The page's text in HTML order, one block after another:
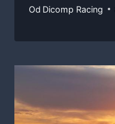
Od Dicomp Racing